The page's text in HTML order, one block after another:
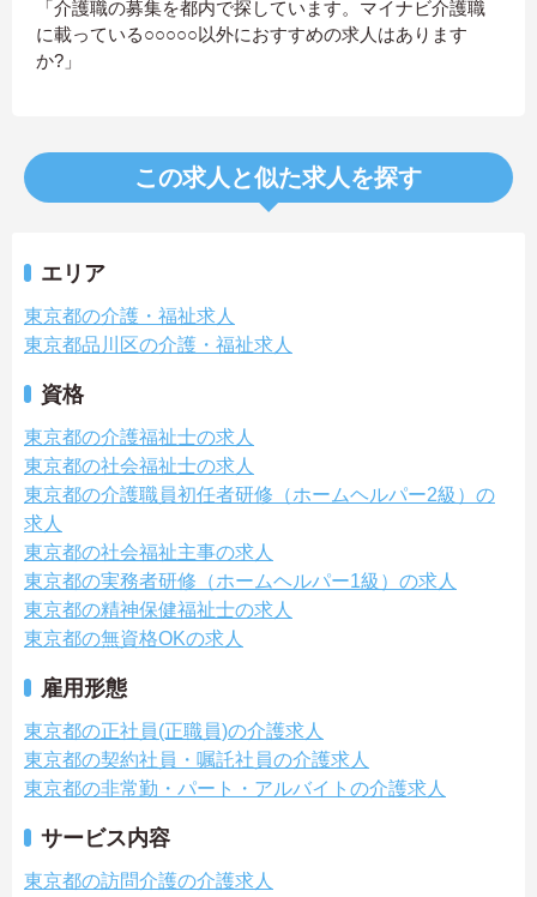
「介護職の募集を都内で探しています。マイナビ介護職
に載っている○○○○○以外におすすめの求人はあります
か?」
この求人と似た求人を探す
エリア
東京都の介護・福祉求人
東京都品川区の介護・福祉求人
資格
東京都の介護福祉士の求人
東京都の社会福祉士の求人
東京都の介護職員初任者研修（ホームヘルパー2級）の
求人
東京都の社会福祉主事の求人
東京都の実務者研修（ホームヘルパー1級）の求人
東京都の精神保健福祉士の求人
東京都の無資格OKの求人
雇用形態
東京都の正社員(正職員)の介護求人
東京都の契約社員・嘱託社員の介護求人
東京都の非常勤・パート・アルバイトの介護求人
サービス内容
東京都の訪問介護の介護求人